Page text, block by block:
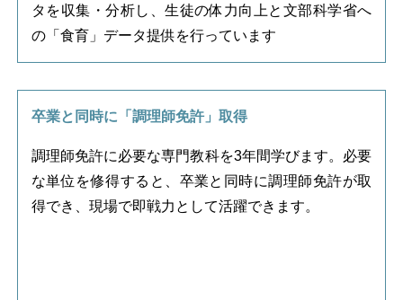
タを収集・分析し、生徒の体力向上と文部科学省へ
の「食育」データ提供を行っています
卒業と同時に「調理師免許」取得
調理師免許に必要な専門教科を3年間学びます。必要
な単位を修得すると、卒業と同時に調理師免許が取
得でき、現場で即戦力として活躍できます。